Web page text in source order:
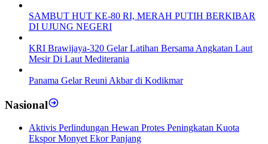
SAMBUT HUT KE-80 RI, MERAH PUTIH BERKIBAR
DI UJUNG NEGERI
KRI Brawijaya-320 Gelar Latihan Bersama Angkatan Laut
Mesir Di Laut Mediterania
Panama Gelar Reuni Akbar di Kodikmar
Nasional
Aktivis Perlindungan Hewan Protes Peningkatan Kuota
Ekspor Monyet Ekor Panjang